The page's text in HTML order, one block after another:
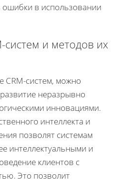
в использовании
систем и методов их
CRM-систем, можно
неразрывно
инновациями.
интеллекта и
позволят системам
интеллектуальными и
клиентов с
Это позволит